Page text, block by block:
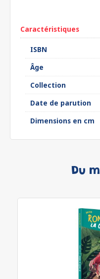
Caractéristiques
ISBN
Âge
Collection
Date de parution
Dimensions en cm
Du